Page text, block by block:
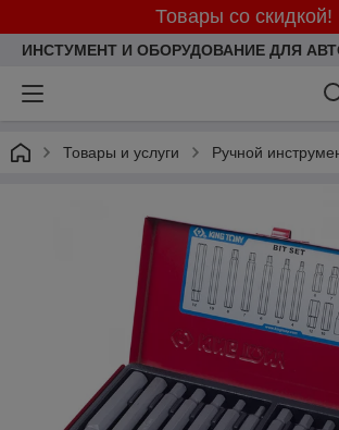
Товары со скидкой!
ИНСТУМЕНТ И ОБОРУДОВАНИЕ ДЛЯ
Товары и услуги Ручной